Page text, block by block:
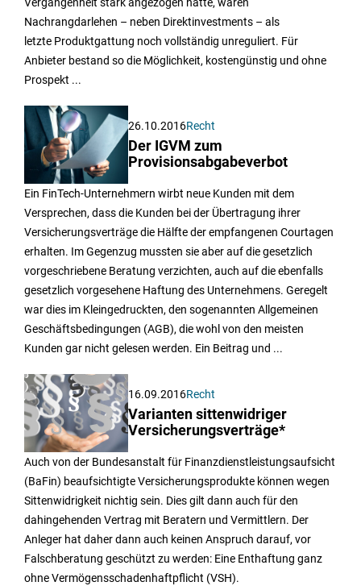
Vergangenheit stark angezogen hatte, waren
Nachrangdarlehen – neben Direktinvestments – als
letzte Produktgattung noch vollständig unreguliert. Für
Anbieter bestand so die Möglichkeit, kostengünstig und ohne
Prospekt ...
26.10.2016Recht
Der IGVM zum
Provisionsabgabeverbot
Ein FinTech-Unternehmern wirbt neue Kunden mit dem
Versprechen, dass die Kunden bei der Übertragung ihrer
Versicherungsverträge die Hälfte der empfangenen Courtagen
erhalten. Im Gegenzug mussten sie aber auf die gesetzlich
vorgeschriebene Beratung verzichten, auch auf die ebenfalls
gesetzlich vorgesehene Haftung des Unternehmens. Geregelt
war dies im Kleingedruckten, den sogenannten Allgemeinen
Geschäftsbedingungen (AGB), die wohl von den meisten
Kunden gar nicht gelesen werden. Ein Beitrag und ...
16.09.2016Recht
Varianten sittenwidriger
Versicherungsverträge*
Auch von der Bundesanstalt für Finanzdienstleistungsaufsicht
(BaFin) beaufsichtigte Versicherungsprodukte können wegen
Sittenwidrigkeit nichtig sein. Dies gilt dann auch für den
dahingehenden Vertrag mit Beratern und Vermittlern. Der
Anleger hat daher dann auch keinen Anspruch darauf, vor
Falschberatung geschützt zu werden: Eine Enthaftung ganz
ohne Vermögensschadenhaftpflicht (VSH).